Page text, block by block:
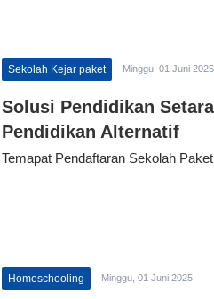
Sekolah Kejar paket Minggu, 01 Juni 2025
Solusi Pendidikan
Pendidikan Alternatif
Temapat Pendaftaran Sekolah
Homeschooling Minggu, 01 Juni 2025